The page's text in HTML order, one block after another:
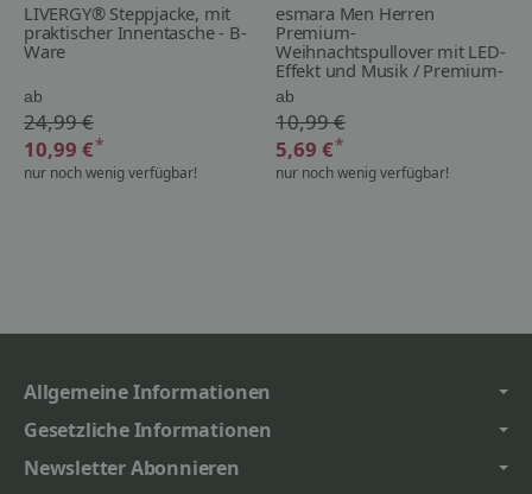
LIVERGY® Steppjacke, mit
praktischer Innentasche - B-
Ware
ab
24,99 €
10,99 €*
nur noch wenig verfügbar!
esmara Men Herren
Premium-
Weihnachtspullover mit LED-
Effekt und Musik / Premium-
Weihnachtspullover mit LED-
Effekt - B-Ware
ab
10,99 €
5,69 €*
nur noch wenig verfügbar!
Allgemeine Informationen
Gesetzliche Informationen
Newsletter Abonnieren